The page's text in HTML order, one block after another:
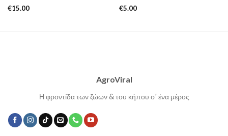
€15.00 €5.00
AgroViral
Η φροντίδα των ζώων & του κήπου σ' ένα μέρος